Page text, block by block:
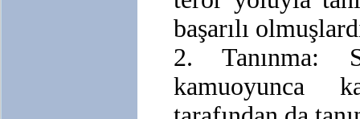
başarılı
2. Tanınma:
kamuoyunca